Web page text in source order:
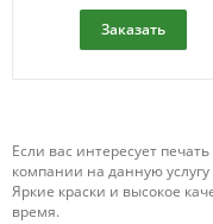
Заказать
Если вас интересует
компании на данную
Яркие краски и высокое
время.